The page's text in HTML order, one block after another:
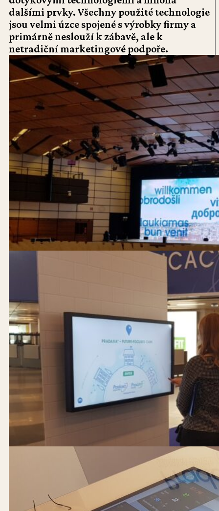
dalšími prvky. Všechny použité technologie
jsou velmi úzce spojené s výrobky firmy a
primárně neslouží k zábavě, ale k
netradiční marketingové podpoře.